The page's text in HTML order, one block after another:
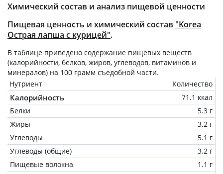
Химический состав и анализ пищевой ценности
Пищевая ценность и химический состав "Korea
Острая лапша с курицей".
В таблице приведено содержание пищевых веществ
(калорийности, белков, жиров, углеводов, витаминов и
минералов) на 100 грамм съедобной части.
Нутриент
Количество
Калорийность
71.1 ккал
Белки
5.3 г
Жиры
3.2 г
Углеводы
5.1 г
Углеводы (общие)
3.2 г
Пищевые волокна
1.1 г